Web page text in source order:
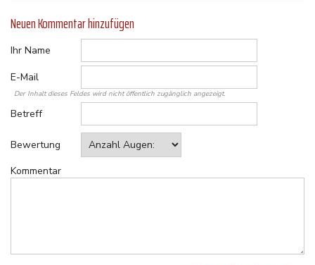
Neuen Kommentar hinzufügen
Ihr Name
E-Mail
Der Inhalt dieses Feldes wird nicht öffentlich zugänglich angezeigt.
Betreff
Bewertung
Kommentar